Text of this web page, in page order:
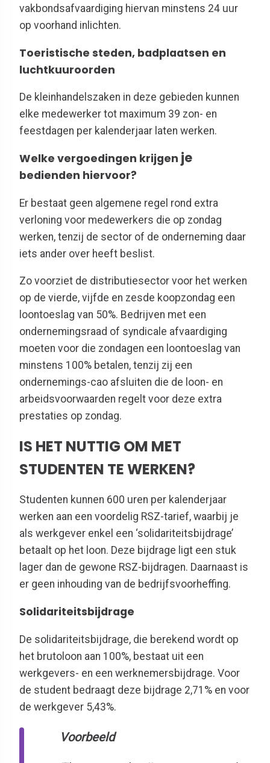
vakbondsafvaardiging hiervan minstens 24 uur
op voorhand inlichten.
Toeristische steden, badplaatsen en
luchtkuuroorden
De kleinhandelszaken in deze gebieden kunnen
elke medewerker tot maximum 39 zon- en
feestdagen per kalenderjaar laten werken.
Welke vergoedingen krijgen je
bedienden hiervoor?
Er bestaat geen algemene regel rond extra
verloning voor medewerkers die op zondag
werken, tenzij de sector of de onderneming daar
iets ander over heeft beslist.
Zo voorziet de distributiesector voor het werken
op de vierde, vijfde en zesde koopzondag een
loontoeslag van 50%. Bedrijven met een
ondernemingsraad of syndicale afvaardiging
moeten voor die zondagen een loontoeslag van
minstens 100% betalen, tenzij zij een
ondernemings-cao afsluiten die de loon- en
arbeidsvoorwaarden regelt voor deze extra
prestaties op zondag.
IS HET NUTTIG OM MET
STUDENTEN TE WERKEN?
Studenten kunnen 600 uren per kalenderjaar
werken aan een voordelig RSZ-tarief, waarbij je
als werkgever enkel een ‘solidariteitsbijdrage’
betaalt op het loon. Deze bijdrage ligt een stuk
lager dan de gewone RSZ-bijdragen. Daarnaast is
er geen inhouding van de bedrijfsvoorheffing.
Solidariteitsbijdrage
De solidariteitsbijdrage, die berekend wordt op
het brutoloon aan 100%, bestaat uit een
werkgevers- en een werknemersbijdrage. Voor
de student bedraagt deze bijdrage 2,71% en voor
de werkgever 5,43%.
Voorbeeld